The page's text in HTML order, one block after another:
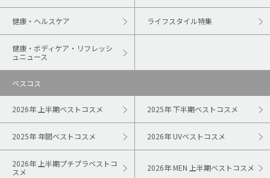
健康・ヘルスケア ライフスタイル特集
健康・ボディケア・リフレッシ
ュニュース
ベスコス
2026年 上半期ベストコスメ 2025年 下半期ベストコスメ
2025年 年間ベストコスメ 2026年 UVベストコスメ
2026年 上半期プチプラベストコ
スメ
2026年 MEN 上半期ベストコスメ